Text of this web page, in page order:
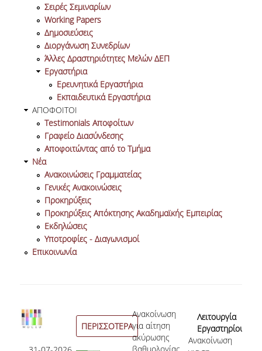
ΕΠΙΚΟΙΝΩΝΙΑ
ΠΡΟΓΡΑΜΜΑ ERASMUS+
ΓΕΝΙΚΕΣ ΠΛΗΡΟΦΟΡΙΕΣ
ΟΡΟΙ, ΠΡΟΫΠΟΘΕΣΕΙΣ,
ΧΡΗΜΑΤΟΔΟΤΗΣΗ
ΛΙΣΤΑ ΣΥΝΕΡΓΑΖΟΜΕΝΩΝ
ΠΑΝΕΠΙΣΤΗΜΙΩΝ
ΑΝΑΚΟΙΝΩΣΕΙΣ
ΤESTIMONIALS
ΣΥΝΔΕΣΜΟΙ
ΜΕΤΑΠΤΥΧΙΑΚΑ ΠΡΟΓΡΑΜΜΑΤΑ
ΔΙΔΑΚΤΟΡΙΚΟ ΠΡΟΓΡΑΜΜΑ
Σειρές Σεμιναρίων
Working Papers
Δημοσιεύσεις
Διοργάνωση Συνεδρίων
Άλλες Δραστηριότητες Μελών ΔΕΠ
Εργαστήρια
Ερευνητικά Εργαστήρια
Εκπαιδευτικά Εργαστήρια
ΑΠΟΦΟΙΤΟΙ
Testimonials Αποφοίτων
Γραφείο Διασύνδεσης
Αποφοιτώντας από το Τμήμα
Νέα
Ανακοινώσεις Γραμματείας
Γενικές Ανακοινώσεις
Προκηρύξεις
Προκηρύξεις Απόκτησης Ακαδημαϊκής Εμπειρίας
Εκδηλώσεις
Υποτροφίες - Διαγωνισμοί
Επικοινωνία
εκδήλωσης
ΠΕΡΙΣΣΟΤΕΡΑ
Ανακοίνωση
για αίτηση
ακύρωσης
Λειτουργία
Εργαστηρίου
Eurolab |
Ανακοίνωση